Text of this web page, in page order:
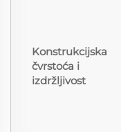
Konstrukcijska
čvrstoća i
izdržljivost